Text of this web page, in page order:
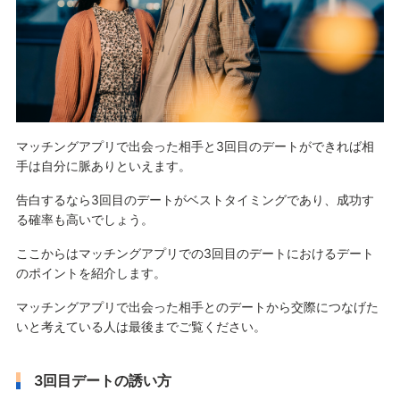
マッチングアプリで出会った相手と3回目のデートができれば相
手は自分に脈ありといえます。
告白するなら3回目のデートがベストタイミングであり、成功す
る確率も高いでしょう。
ここからはマッチングアプリでの3回目のデートにおけるデート
のポイントを紹介します。
マッチングアプリで出会った相手とのデートから交際につなげた
いと考えている人は最後までご覧ください。
3回目デートの誘い方